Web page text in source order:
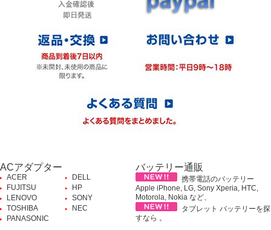
ACアダプター
ACER
DELL
FUJITSU
HP
LENOVO
SONY
TOSHIBA
NEC
PANASONIC
バッテリー通販
携帯電話のバッテリー
Apple iPhone, LG, Sony Xperia, HTC,
Motorola, Nokia など、
タブレット バッテリーを探
すなら 。